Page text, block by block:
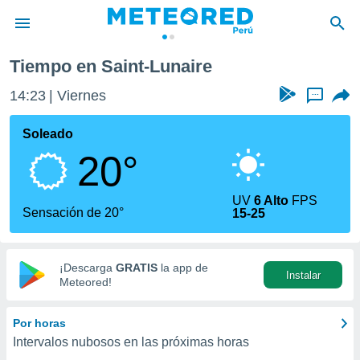
de
ha sido
calidad.
a este
las
y
digital
basada
Tiempo en Saint-Lunaire
14:23 Viernes ...
Soleado
20°
Sensación de 20°
UV6 Alto FPS
15-25
¡Descarga GRATIS la app de
Meteored!
Instalar
Por horas
Intervalos nubosos en las próximas horas